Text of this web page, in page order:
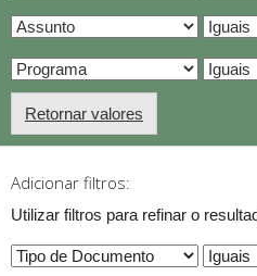
Retornar valores
Adicionar filtros:
Utilizar filtros para refinar o